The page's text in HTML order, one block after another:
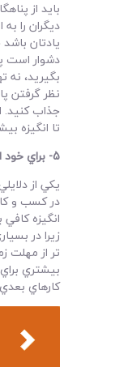
بايد از
ديگران را
يادتان
دشوار است
بگيريد، نه
نظر گرفتن
جذاب کنيد.
تا انگيزه
5- براي خود
يکي از
در کسب و
انگيزه کافي
زيرا در
تر از مهلت
بيشتري
کارهاي